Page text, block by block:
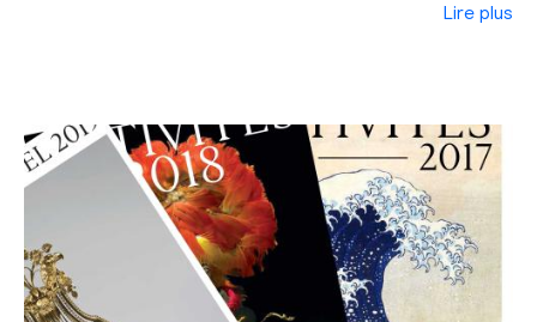
Lire plus